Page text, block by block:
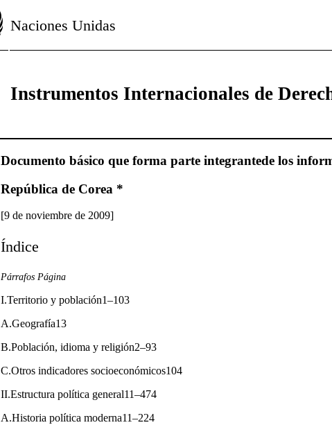
Naciones Unidas
Instrumentos Internacionales de
Documento básico que forma parte integrantede los
República de Corea *
[9 de noviembre de 2009]
Índice
Párrafos Página
I.Territorio y población1–103
A.Geografía13
B.Población, idioma y religión2–93
C.Otros indicadores socioeconómicos104
II.Estructura política general11–474
A.Historia política moderna11–224